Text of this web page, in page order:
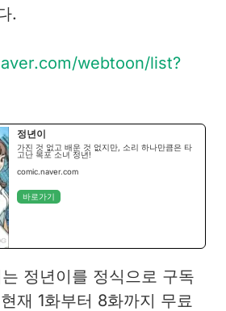
.
webtoon/list?
정년이
가진 것 없고 배운 것 없지만, 소리 하나만큼은 타
고난 목포 소녀 정년!
comic.naver.com
바로가기
정년이를 정식으로 구독
재 1화부터 8화까지 무료